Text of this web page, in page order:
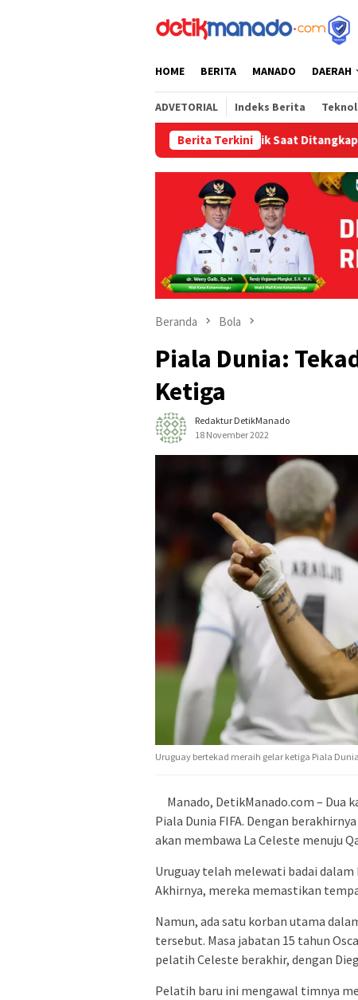
HOME BERITA MANADO DAERAH
ADVETORIAL Indeks Berita
Berita Terkini
Kursi Plastik Tak Berkutik Saat Ditangkap Mengadu
Beranda Bola
Piala Dunia:
Ketiga
Redaktur DetikManado
18 November 2022
Uruguay bertekad meraih gelar ketiga Piala
Manado, DetikManado.com – Dua
Piala Dunia FIFA. Dengan
akan membawa La Celeste menuju
Uruguay telah melewati badai
Akhirnya, mereka memastikan
Namun, ada satu korban utama
tersebut. Masa jabatan 15 tahun
pelatih Celeste berakhir, dengan
Pelatih baru ini mengawal timnya